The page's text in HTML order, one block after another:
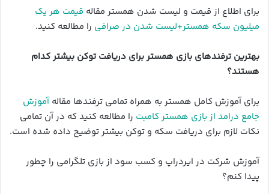
برای اطلاع از قیمت و لیست شدن همستر مقاله قیمت هر یک
میلیون سکه همستر+لیست شدن در صرافی را مطالعه کنید.
بهترین ترفندهای بازی همستر برای دریافت توکن بیشتر کدام
هستند؟
برای آموزش کامل همستر به همراه تمامی ترفندها مقالهآموزش
جامع درامد از بازی همستر کامبت را مطالعه کنید که در آن تمامی
نکات لازم برای دریافت سکه و توکن بیشتر توضیح داده شده است.
آموزش شرکت در ایردراپ و کسب سود از بازی تلگرامی را چطور
پیدا کنم؟